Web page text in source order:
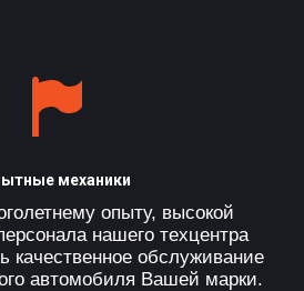
механики
опыту, высокой
нашего техцентра
качественное обслуживание
автомобиля Вашей марки.